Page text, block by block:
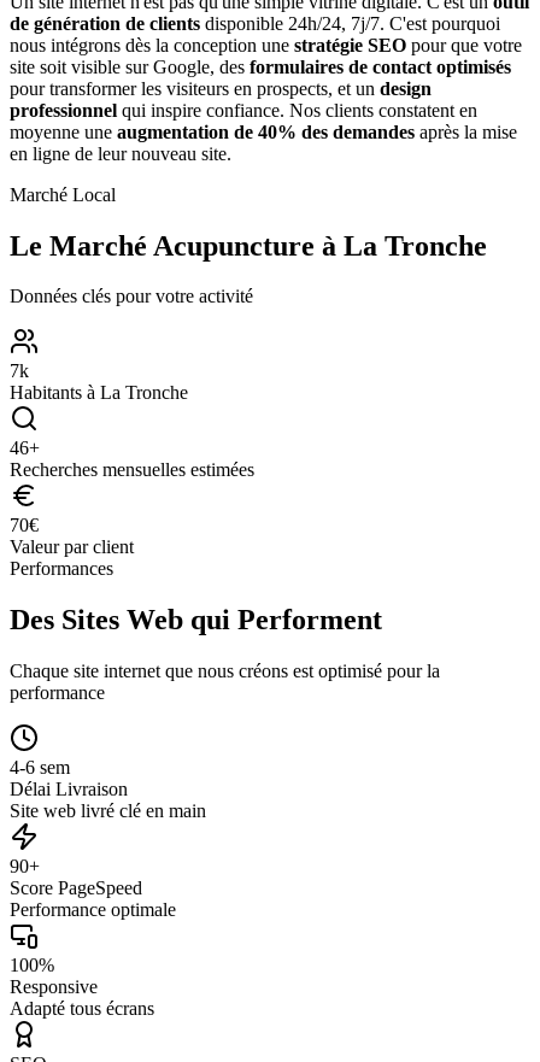
de génération de clients disponible 24h/24, 7j/7. C'est pourquoi
nous intégrons dès la conception une stratégie SEO pour que votre
site soit visible sur Google, des formulaires de contact optimisés
pour transformer les visiteurs en prospects, et un design
professionnel qui inspire confiance. Nos clients constatent en
moyenne une augmentation de 40% des demandes après la mise
en ligne de leur nouveau site.
Marché Local
Le Marché Acupuncture à La Tronche
Données clés pour votre activité
7k
Habitants à La Tronche
46+
Recherches mensuelles estimées
70€
Valeur par client
Performances
Des Sites Web qui Performent
Chaque site internet que nous créons est optimisé pour la
performance
4-6 sem
Délai Livraison
Site web livré clé en main
90+
Score PageSpeed
Performance optimale
100%
Responsive
Adapté tous écrans